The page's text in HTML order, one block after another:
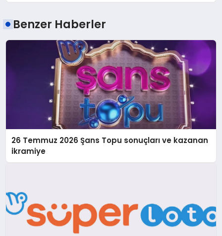
Benzer Haberler
26 Temmuz 2026 Şans Topu sonuçları ve kazanan
ikramiye